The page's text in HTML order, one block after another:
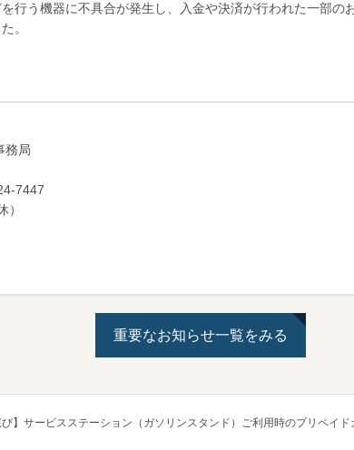
行う機器に不具合が発生し、入金や決済が行われた一部の
。
務局
7447
重要なお知らせ一覧をみる
び】サービスステーション（ガソリンスタンド）ご利用時のプリペイ